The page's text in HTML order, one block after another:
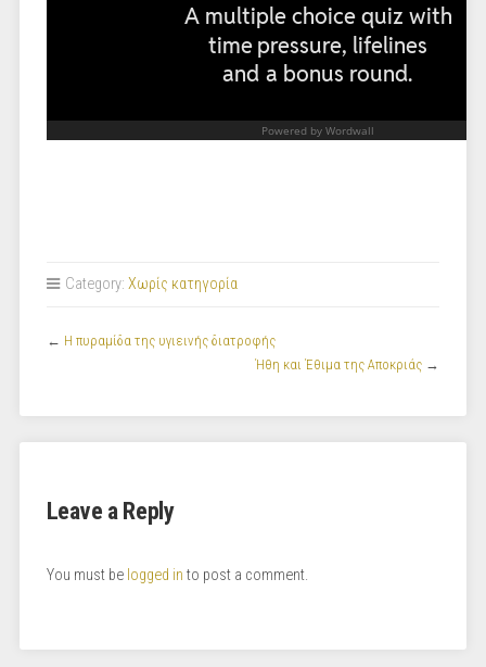
Category: Χωρίς κατηγορία
← Η πυραμίδα της υγιεινής διατροφής
Ήθη και Έθιμα της Αποκριάς →
Leave a Reply
You must be logged in to post a comment.